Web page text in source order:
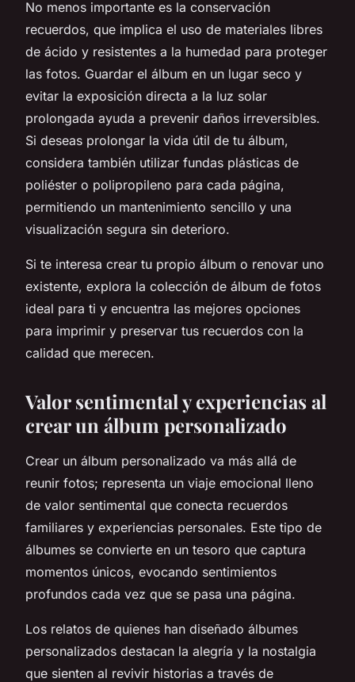
No menos importante es la conservación
recuerdos, que implica el uso de materiales libres
de ácido y resistentes a la humedad para proteger
las fotos. Guardar el álbum en un lugar seco y
evitar la exposición directa a la luz solar
prolongada ayuda a prevenir daños irreversibles.
Si deseas prolongar la vida útil de tu álbum,
considera también utilizar fundas plásticas de
poliéster o polipropileno para cada página,
permitiendo un mantenimiento sencillo y una
visualización segura sin deterioro.
Si te interesa crear tu propio álbum o renovar uno
existente, explora la colección de álbum de fotos
ideal para ti y encuentra las mejores opciones
para imprimir y preservar tus recuerdos con la
calidad que merecen.
Valor sentimental y experiencias al
crear un álbum personalizado
Crear un álbum personalizado va más allá de
reunir fotos; representa un viaje emocional lleno
de valor sentimental que conecta recuerdos
familiares y experiencias personales. Este tipo de
álbumes se convierte en un tesoro que captura
momentos únicos, evocando sentimientos
profundos cada vez que se pasa una página.
Los relatos de quienes han diseñado álbumes
personalizados destacan la alegría y la nostalgia
que sienten al revivir historias a través de